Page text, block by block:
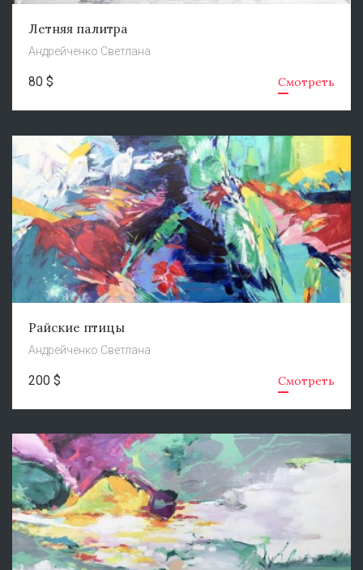
Летняя палитра
Андрейченко Светлана
80 $ Смотреть
Райские птицы
Андрейченко Светлана
200 $ Смотреть